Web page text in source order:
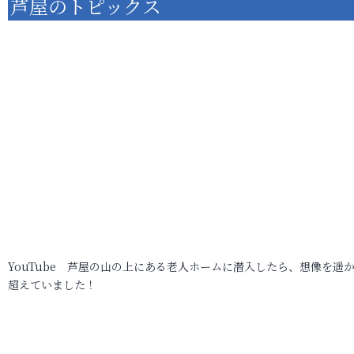
芦屋のトピックス
YouTube 芦屋の山の上にある老人ホームに潜入したら、想像を遥
超えていました！